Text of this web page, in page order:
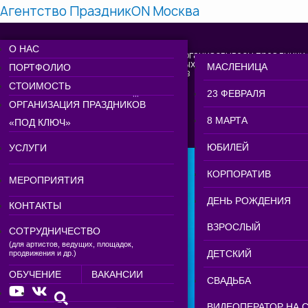
Агентство ПраздникON Москва
14 лет организовываем праздники
для самых требовательных
клиентов
О НАС
НАША КОМАНДА
НОВОСТИ
ОТЗЫВЫ
АКЦИИ
ВАКАНСИИ
ОРГАНИЗАТОР
ОРГАНИЗАТОР
ОРГАНИЗАТОР
ОРГАНИЗАТОР
ПОРТФОЛИО
СТОИМОСТЬ
ОРГАНИЗАЦИЯ ПРАЗДНИКОВ
«ПОД КЛЮЧ»
ОРГАНИЗАЦИЯ
ОРГАНИЗАЦИЯ
ОРГАНИЗАЦИЯ ДНЯ
ОРГАНИЗАЦИЯ
ОРГАНИЗАЦИЯ
ОРГАНИЗАЦИЯ
ПРЕДЛОЖЕНИЕ РУКИ
ОРГАНИЗАЦИЯ
ОРГАНИЗАЦИЯ
УСЛУГИ
ВСТРЕЧА ГОСТЕЙ
ВЕДУЩИЕ ДЛЯ
КАВЕР-ГРУППЫ НА
УСЛУГИ ФОТОГРАФОВ
ПРАЗДНИЧНЫЕ
МЕРОПРИЯТИЯ
МАСЛЕНИЦА
23 ФЕВРАЛЯ
8 МАРТА
ЮБИЛЕЙ
КОРПОРАТИВ
ДЕНЬ РОЖДЕНИЯ
ВЗРОСЛЫЙ
ДЕТСКИЙ
СВАДЬБА
КОНТАКТЫ
СОТРУДНИЧЕСТВО
(для артистов, ведущих, площадок,
продвижения и др.)
ОБУЧЕНИЕ ВАКАНСИИ
Организация праздников»УКРАШЕНИЕ ПОМЕЩЕНИЯ ДЛЯ